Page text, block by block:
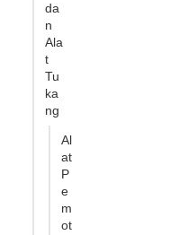
da
n
Ala
t
Tu
ka
ng
Al
at
P
e
m
ot